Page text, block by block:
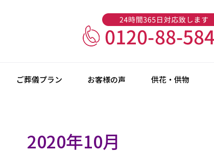
ご葬儀プラン お客様の声 供花・供物
2020年10月